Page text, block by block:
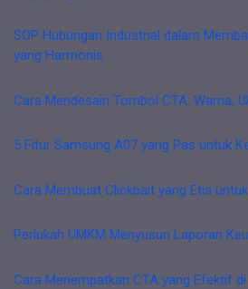
SOP Hubungan Industrial dalam
yang Harmonis
Cara Mendesain Tombol CTA: Warna,
5 Fitur Samsung A07 yang Pas untuk
Cara Membuat Clickbait yang Etis
Perlukah UMKM Menyusun Laporan
Cara Menempatkan CTA yang Efektif